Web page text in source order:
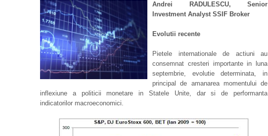
Andrei RADULESCU, Senior
Investment Analyst SSIF Broker
Evolutii recente
Pietele internationale de actiuni au
consemnat cresteri importante in luna
septembrie, evolutie determinata, in
principal de amanarea momentului de
inflexiune a politicii monetare in Statele Unite, dar si de performanta
indicatorilor macroeconomici.